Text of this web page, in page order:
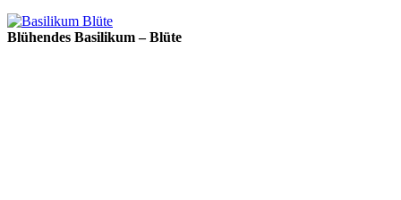
Blühendes Basilikum – Blüte